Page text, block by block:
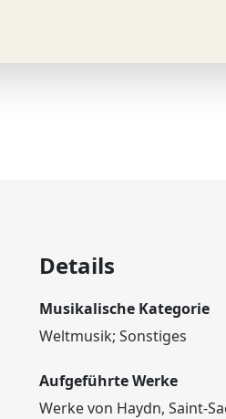
Details
Musikalische Kategorie
Weltmusik; Sonstiges
Aufgeführte Werke
Werke von Haydn, Saint-